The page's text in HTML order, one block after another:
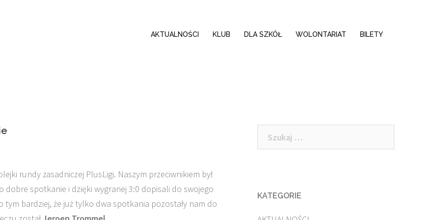
AKTUALNOŚCI KLUB DLA SZKÓŁ WOLONTARIAT BILETY
rundy zasadniczej PlusLigi. Naszym przeciwnikiem był
dobre spotkanie i dzięki wygranej 3:0 dopisali do swojego
tym bardziej, że już tylko dwa spotkania pozostały nam do
Szukaj:
KATEGORIE